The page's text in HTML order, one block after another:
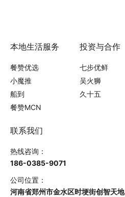
本地生活服务
餐赞优选
小魔推
船到
餐赞MCN
投资与合作
七步优鲜
吴火狮
久十五
联系我们
热线咨询：
186-0385-9071
公司位置：
河南省郑州市金水区时埂街创智天地